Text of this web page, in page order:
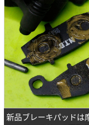
新品ブレーキパッドは